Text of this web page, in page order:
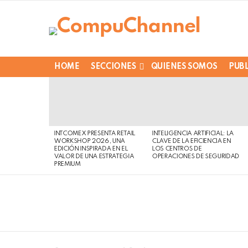
HOME SECCIONES QUIENES SOMOS
INTCOMEX PRESENTA RETAIL
WORKSHOP 2026, UNA
EDICIÓN INSPIRADA EN EL
VALOR DE UNA ESTRATEGIA
PREMIUM
INTELIGENCIA ARTIFICIAL: LA
CLAVE DE LA EFICIENCIA EN
LOS CENTROS DE
OPERACIONES DE SEGURIDAD